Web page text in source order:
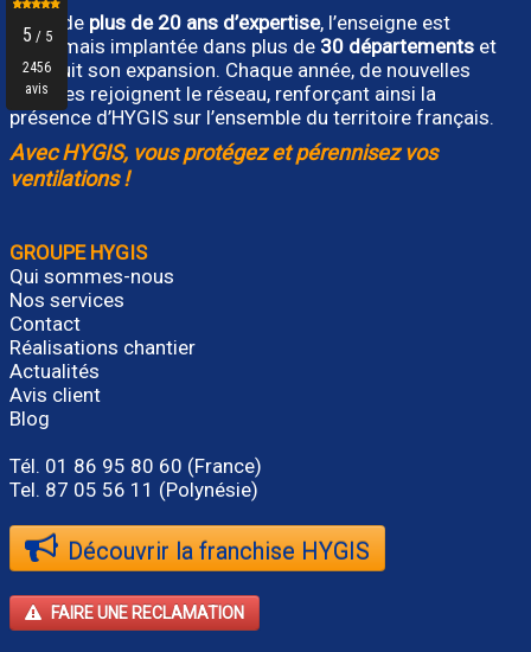
Forte de plus de 20 ans d’expertise, l’enseigne est
désormais implantée dans plus de 30 départements et
poursuit son expansion. Chaque année, de nouvelles
agences rejoignent le réseau, renforçant ainsi la
présence d’HYGIS sur l’ensemble du territoire français.
Avec HYGIS, vous protégez et pérennisez vos
ventilations !
GROUPE HYGIS
Qui sommes-nous
Nos services
Contact
Réalisations chantier
Actualités
Avis client
Blog
Tél. 01 86 95 80 60 (France)
Tel. 87 05 56 11 (Polynésie)
Découvrir la franchise HYGIS
FAIRE UNE RECLAMATION